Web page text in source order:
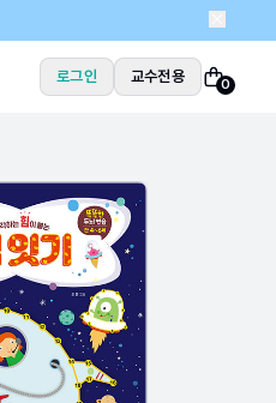
로그인 교수전용 0